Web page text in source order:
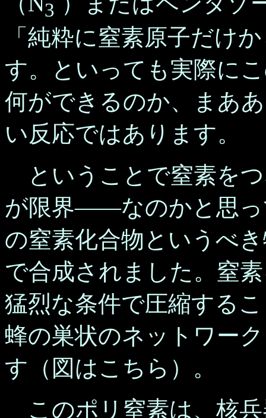
3
「純粋に窒素原子だけ
す。といっても実際に
何ができるのか、まあ
い反応ではあります。
ということで窒素を
が限界――なのかと思っ
の窒素化合物というべ
で合成されました。窒
猛烈な条件で圧縮する
蜂の巣状のネットワー
す（図はこちら）。
このポリ窒素は、核